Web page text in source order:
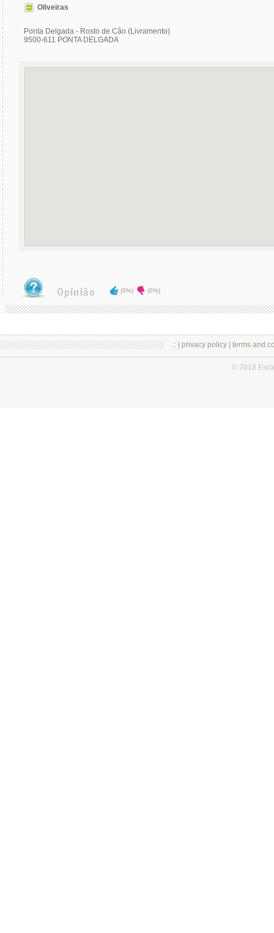
Oliveiras
Ponta Delgada - Rosto de Cão (Livramento)
9500-611 PONTA DELGADA
(0%) (0%)
.:: | privacy policy terms and
© 2018